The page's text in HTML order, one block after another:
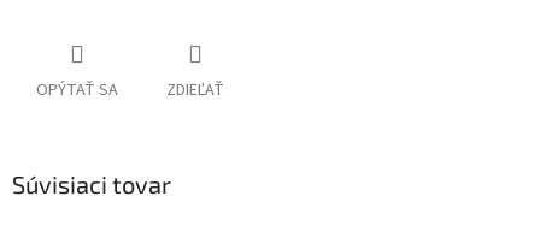
OPÝTAŤ SA ZDIEĽAŤ
Súvisiaci tovar